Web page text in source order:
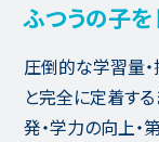
ふつうの子を
圧倒的な学習量
と完全に定着す
発・学力の向上・